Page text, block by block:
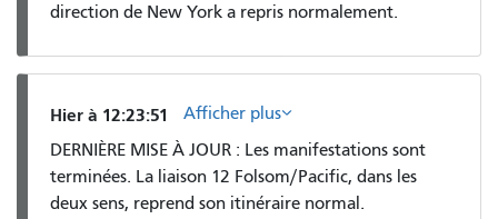
direction de New York a repris normalement.
Hier à 12:23:51
Afficher plus
DERNIÈRE MISE À JOUR : Les manifestations sont
terminées. La liaison 12 Folsom/Pacific, dans les
deux sens, reprend son itinéraire normal.